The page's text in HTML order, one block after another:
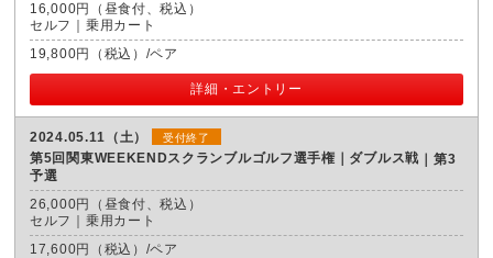
16,000円（昼食付、税込）
セルフ｜乗用カート
19,800円（税込）/ペア
詳細・エントリー
2024.05.11（土） 受付終了
第5回関東WEEKENDスクランブルゴルフ選手権｜ダブルス戦
第3
予選
26,000円（昼食付、税込）
セルフ｜乗用カート
17,600円（税込）/ペア